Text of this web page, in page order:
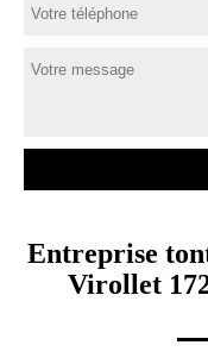
Entreprise
Virollet